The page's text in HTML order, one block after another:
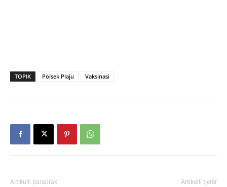
TOPIK Polsek Plaju Vaksinasi
Artikulli paraprak Artikulli tjetër